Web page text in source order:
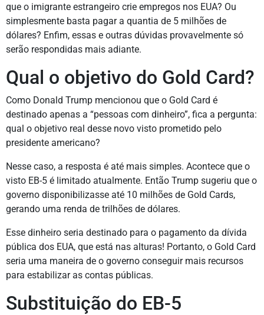
que o imigrante estrangeiro crie empregos nos EUA? Ou
simplesmente basta pagar a quantia de 5 milhões de
dólares? Enfim, essas e outras dúvidas provavelmente só
serão respondidas mais adiante.
Qual o objetivo do Gold Card?
Como Donald Trump mencionou que o Gold Card é
destinado apenas a “pessoas com dinheiro”, fica a pergunta:
qual o objetivo real desse novo visto prometido pelo
presidente americano?
Nesse caso, a resposta é até mais simples. Acontece que o
visto EB-5 é limitado atualmente. Então Trump sugeriu que o
governo disponibilizasse até 10 milhões de Gold Cards,
gerando uma renda de trilhões de dólares.
Esse dinheiro seria destinado para o pagamento da dívida
pública dos EUA, que está nas alturas! Portanto, o Gold Card
seria uma maneira de o governo conseguir mais recursos
para estabilizar as contas públicas.
Substituição do EB-5